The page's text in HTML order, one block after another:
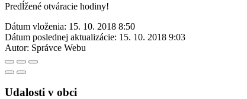
Predĺžené otváracie hodiny!
Dátum vloženia: 15. 10. 2018 8:50
Dátum poslednej aktualizácie: 15. 10. 2018 9:03
Autor: Správce Webu
Udalosti v obci